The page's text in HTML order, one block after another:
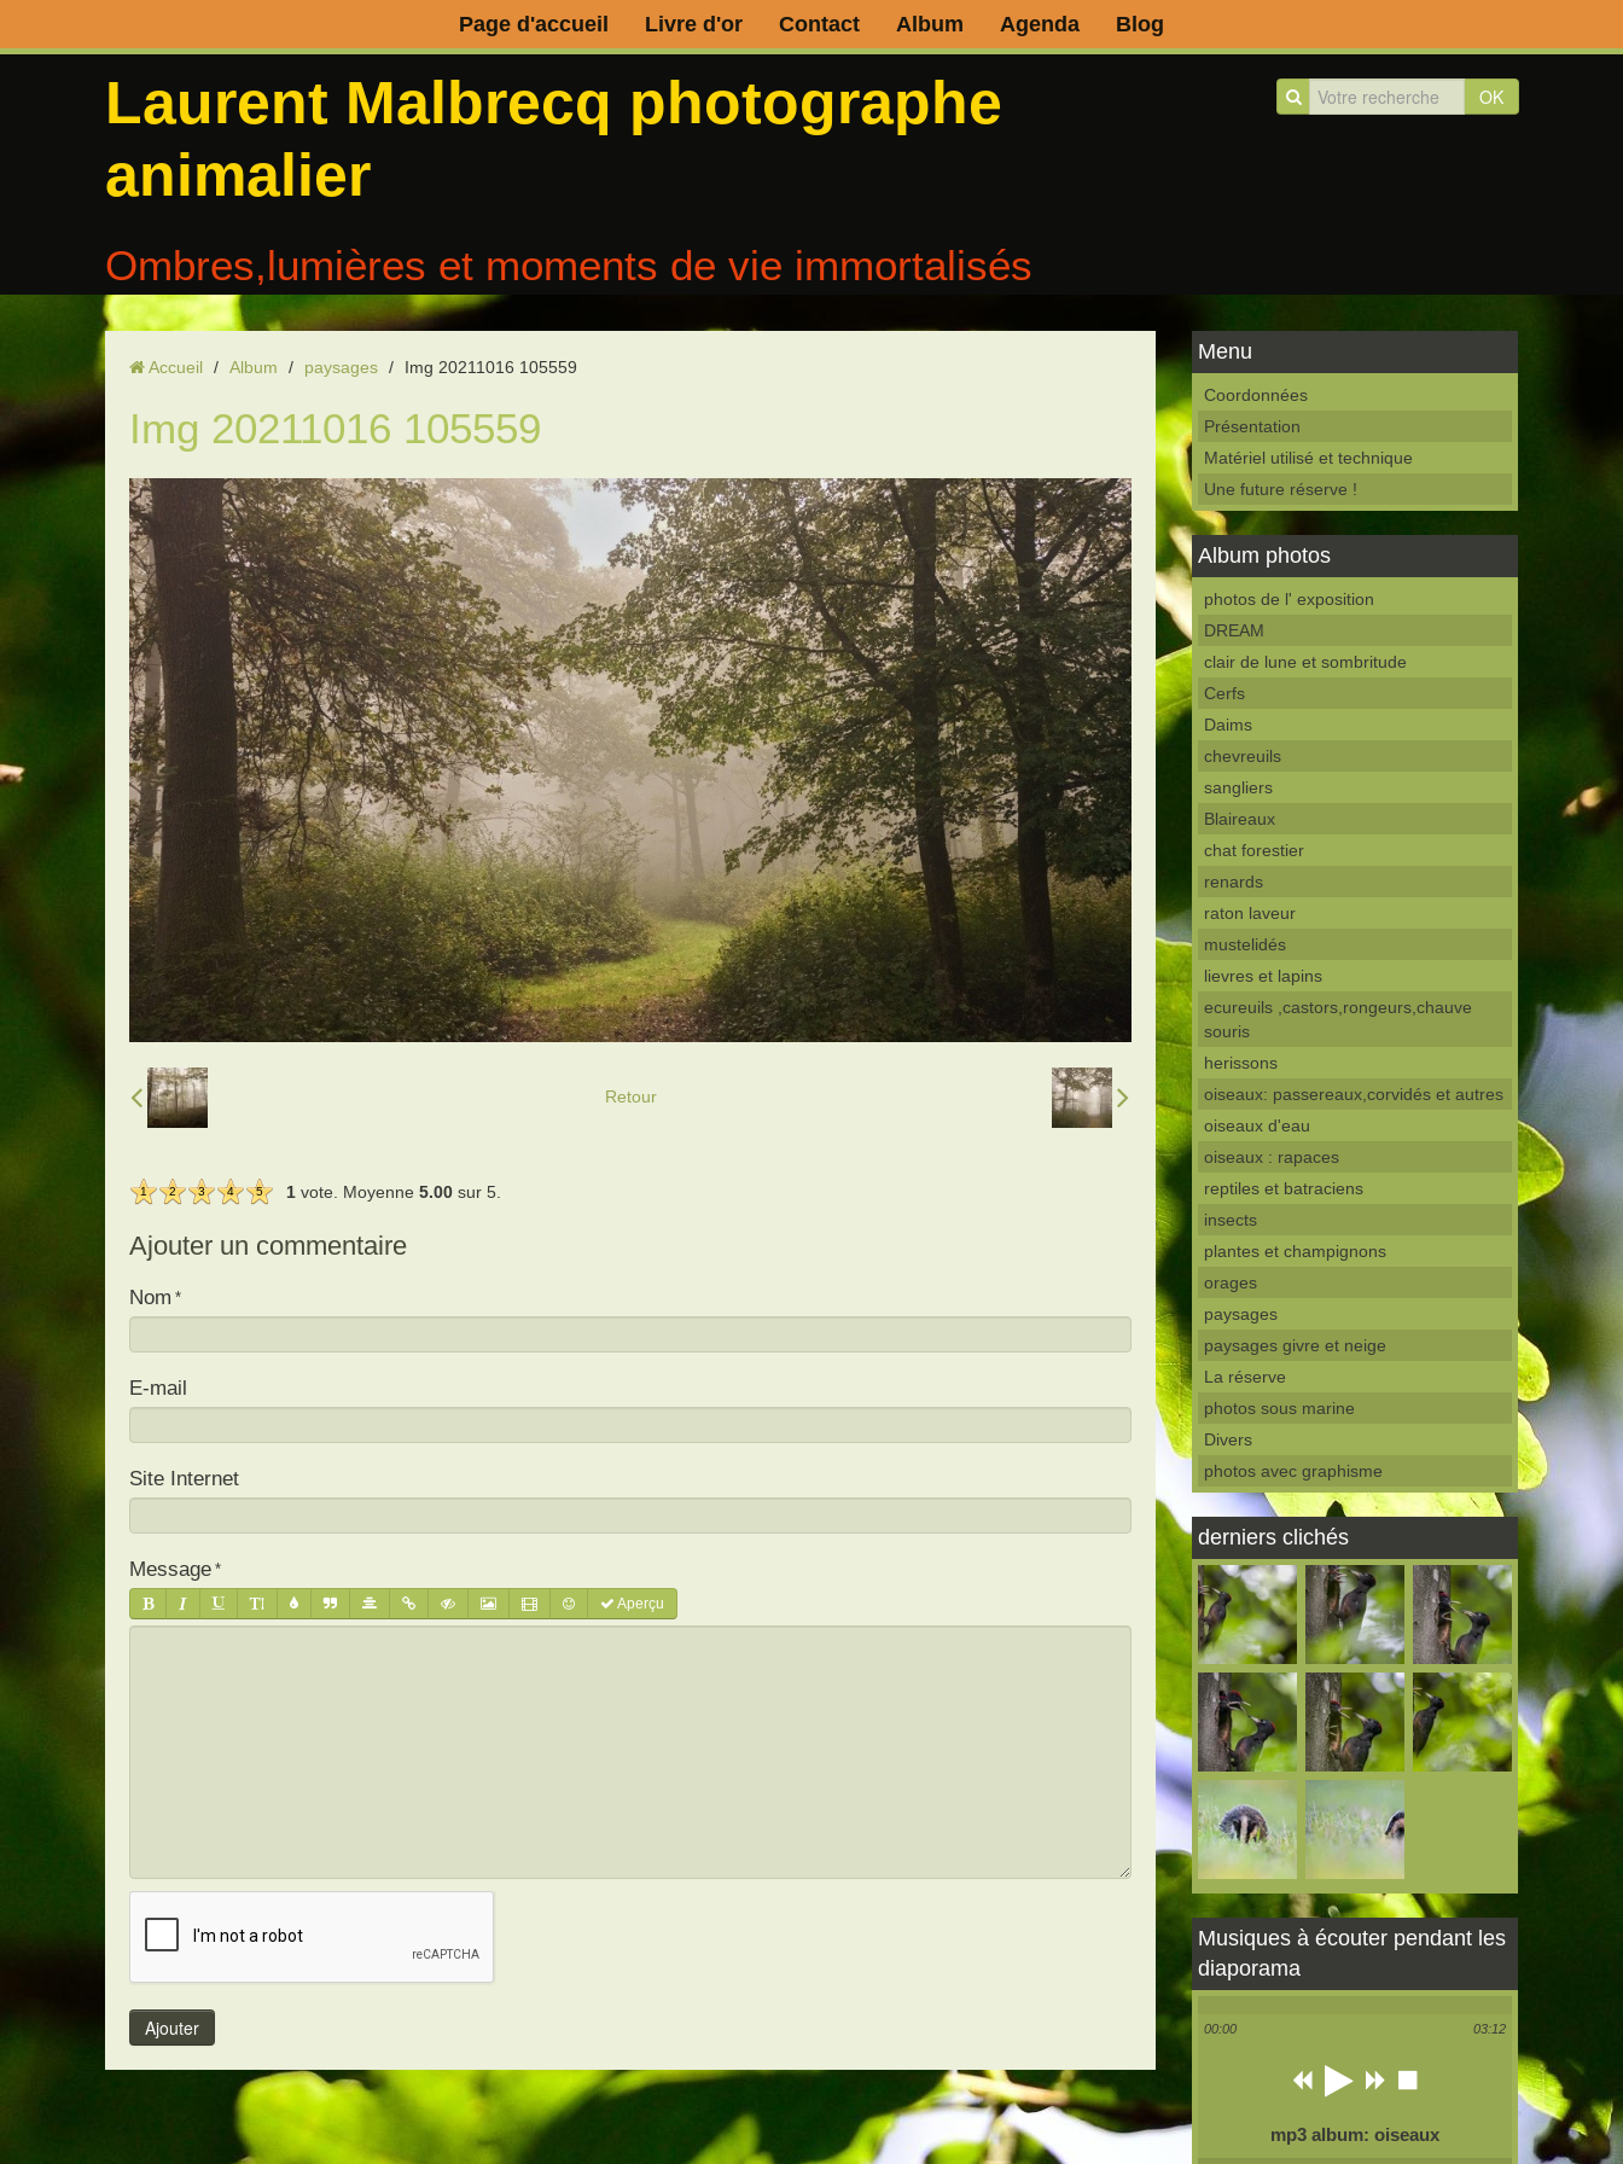
Page d'accueil Livre d'or Contact Album Agenda Blog
OK
Laurent Malbrecq photographe
animalier
Ombres,lumières et moments de vie immortalisés
Accueil / Album / paysages / Img 20211016 105559
Img 20211016 105559
Retour
1 2 3 4 5 1 vote. Moyenne 5.00 sur 5.
Ajouter un commentaire
Nom
E-mail
Site Internet
Message
Aperçu
Menu
Coordonnées
Présentation
Matériel utilisé et technique
Une future réserve !
Album photos
photos de l' exposition
DREAM
clair de lune et sombritude
Cerfs
Daims
chevreuils
sangliers
Blaireaux
chat forestier
renards
raton laveur
mustelidés
lievres et lapins
ecureuils ,castors,rongeurs,chauve
souris
herissons
oiseaux: passereaux,corvidés et autres
oiseaux d'eau
oiseaux : rapaces
reptiles et batraciens
insects
plantes et champignons
orages
paysages
paysages givre et neige
La réserve
photos sous marine
Divers
photos avec graphisme
derniers clichés
Musiques à écouter pendant les
diaporama
00:00 03:12
mp3 album: oiseaux